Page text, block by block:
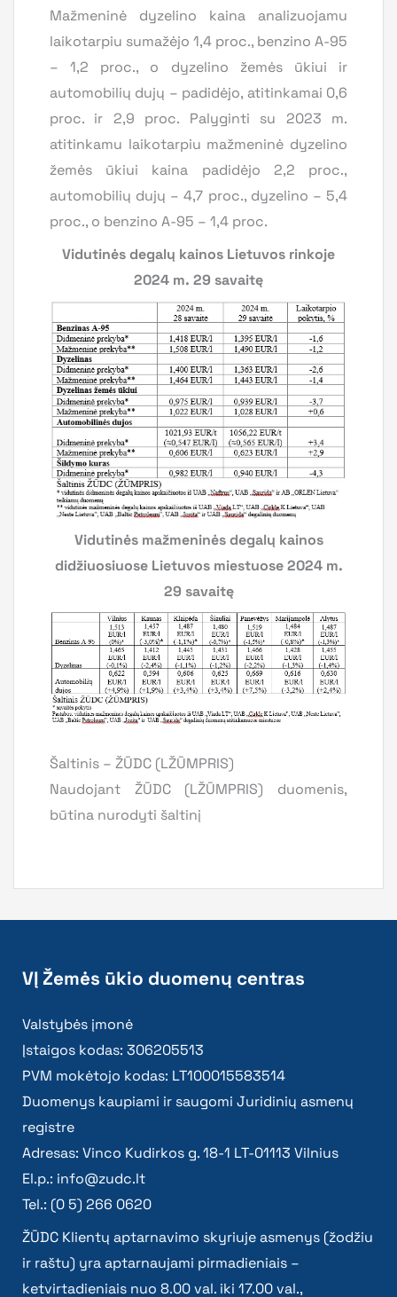
Mažmeninė dyzelino kaina analizuojamu
laikotarpiu sumažėjo 1,4 proc., benzino A-95
– 1,2 proc., o dyzelino žemės ūkiui ir
automobilių dujų – padidėjo, atitinkamai 0,6
proc. ir 2,9 proc. Palyginti su 2023 m.
atitinkamu laikotarpiu mažmeninė dyzelino
žemės ūkiui kaina padidėjo 2,2 proc.,
automobilių dujų – 4,7 proc., dyzelino – 5,4
proc., o benzino A-95 – 1,4 proc.
Vidutinės degalų kainos Lietuvos rinkoje
2024 m. 29 savaitę
Vidutinės mažmeninės degalų kainos
didžiuosiuose Lietuvos miestuose 2024 m.
29 savaitę
Šaltinis – ŽŪDC (LŽŪMPRIS)
Naudojant ŽŪDC (LŽŪMPRIS) duomenis,
būtina nurodyti šaltinį
VĮ Žemės ūkio duomenų centras
Valstybės įmonė
Įstaigos kodas: 306205513
PVM mokėtojo kodas: LT100015583514
Duomenys kaupiami ir saugomi Juridinių asmenų
registre
Adresas: Vinco Kudirkos g. 18-1 LT-01113 Vilnius
El.p.: info@zudc.lt
Tel.: (0 5) 266 0620
ŽŪDC Klientų aptarnavimo skyriuje asmenys (žodžiu
ir raštu) yra aptarnaujami pirmadieniais –
ketvirtadieniais nuo 8.00 val. iki 17.00 val.,